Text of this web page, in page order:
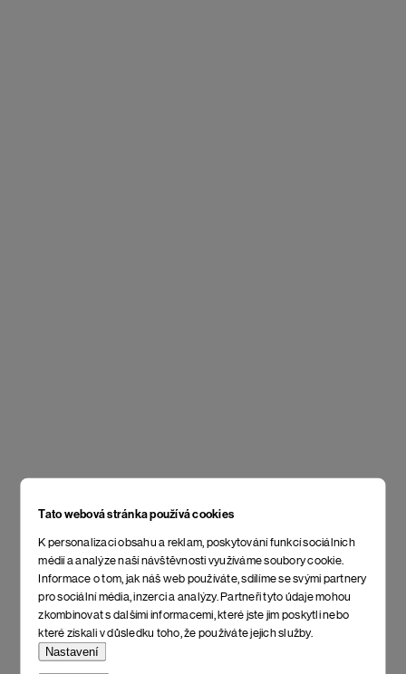
Tato webová stránka používá cookies
K personalizaci obsahu a reklam, poskytování funkcí sociálních
médií a analýze naší návštěvnosti využíváme soubory cookie.
Informace o tom, jak náš web používáte, sdílíme se svými partnery
pro sociální média, inzerci a analýzy. Partneři tyto údaje mohou
zkombinovat s dalšími informacemi, které jste jim poskytli nebo
které získali v důsledku toho, že používáte jejich služby.
Nastavení